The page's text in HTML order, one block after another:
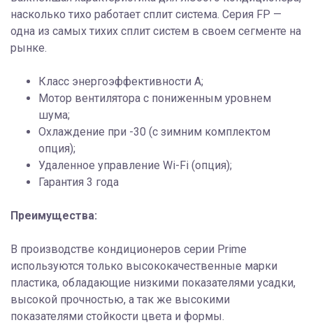
насколько тихо работает сплит система. Серия FP —
одна из самых тихих сплит систем в своем сегменте на
рынке.
Класс энергоэффективности A;
Мотор вентилятора с пониженным уровнем
шума;
Охлаждение при -30 (с зимним комплектом
опция);
Удаленное управление Wi-Fi (опция);
Гарантия 3 года
Преимущества:
В производстве кондиционеров серии Prime
используются только высококачественные марки
пластика, обладающие низкими показателями усадки,
высокой прочностью, а так же высокими
показателями стойкости цвета и формы.